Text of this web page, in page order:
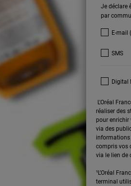
Je déclare
par
E-mail
SMS
Digital
L'Oréal
réaliser des
pour enrichir
via des
informations
compris vos
via le lien de
¹L’Oréal
terminal